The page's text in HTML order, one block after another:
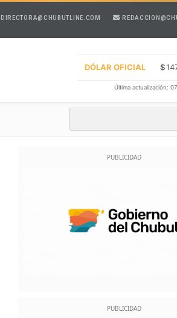
DIRECTORA@CHUBUTLINE.COM
DÓLAR OFICIAL $
Última actualización: